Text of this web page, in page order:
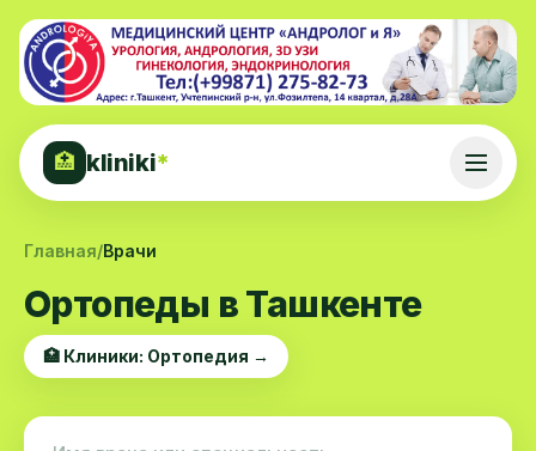
🏥 kliniki*
Главная/Врачи
Ортопеды в Ташкенте
🏥 Клиники: Ортопедия →